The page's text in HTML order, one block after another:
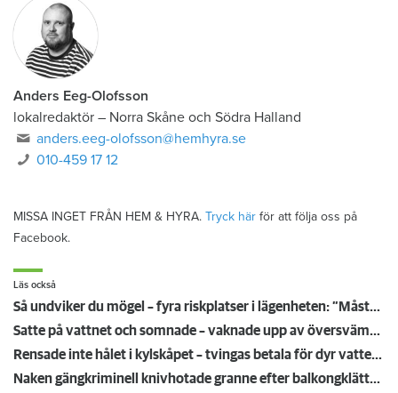
Anders Eeg-Olofsson
lokalredaktör – Norra Skåne och Södra Halland
anders.eeg-olofsson@hemhyra.se
010-459 17 12
MISSA INGET FRÅN HEM & HYRA. Tryck här för att följa oss på
Facebook.
Läs också
Så undviker du mögel – fyra riskplatser i lägenheten: ”Måste städa bort”
Satte på vattnet och somnade – vaknade upp av översvämning hos grannen
Rensade inte hålet i kylskåpet – tvingas betala för dyr vattenskada
Naken gängkriminell knivhotade granne efter balkongklättring